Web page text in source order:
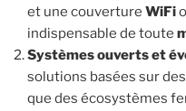
et une couverture WiFi
indispensable de toute
Systèmes ouverts et
solutions basées sur
que des écosystèmes